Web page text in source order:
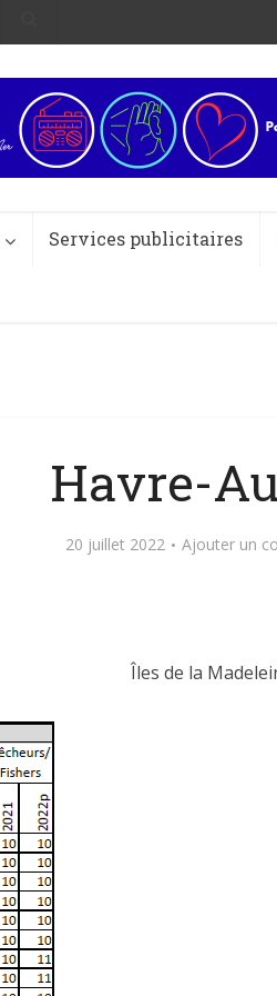
Services publicitaires
Havre-
20 juillet 2022 Ajouter un
Îles de la